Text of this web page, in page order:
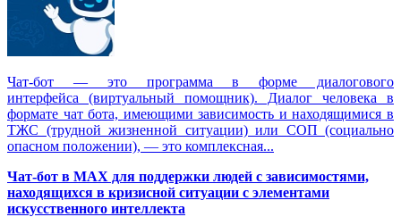
Чат-бот — это программа в форме диалогового
интерфейса (виртуальный помощник). Диалог человека в
формате чат бота, имеющими зависимость и находящимися в
ТЖС (трудной жизненной ситуации) или СОП (социально
опасном положении), — это комплексная...
Чат-бот в MAX для поддержки людей с зависимостями,
находящихся в кризисной ситуации с элементами
искусственного интеллекта